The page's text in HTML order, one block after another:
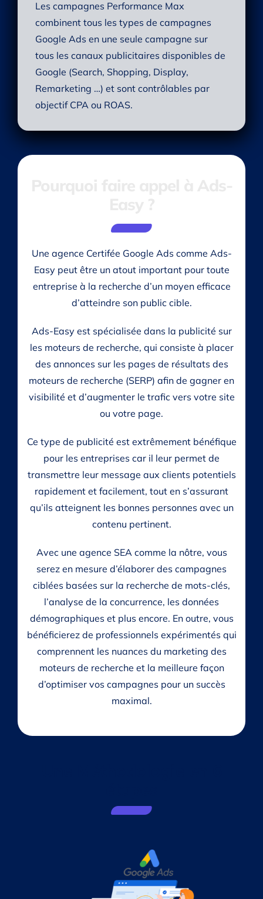
Les campagnes Performance Max
combinent tous les types de campagnes
Google Ads en une seule campagne sur
tous les canaux publicitaires disponibles de
Google (Search, Shopping, Display,
Remarketing …) et sont contrôlables par
objectif CPA ou ROAS.
Une agence Certifée Google Ads comme Ads-
Easy peut être un atout important pour toute
entreprise à la recherche d’un moyen efficace
d’atteindre son public cible.
Ads-Easy est spécialisée dans la publicité sur
les moteurs de recherche, qui consiste à placer
des annonces sur les pages de résultats des
moteurs de recherche (SERP) afin de gagner en
visibilité et d’augmenter le trafic vers votre site
ou votre page.
Ce type de publicité est extrêmement bénéfique
pour les entreprises car il leur permet de
transmettre leur message aux clients potentiels
rapidement et facilement, tout en s’assurant
qu’ils atteignent les bonnes personnes avec un
contenu pertinent.
Avec une agence SEA comme la nôtre, vous
serez en mesure d’élaborer des campagnes
ciblées basées sur la recherche de mots-clés,
l’analyse de la concurrence, les données
démographiques et plus encore. En outre, vous
bénéficierez de professionnels expérimentés qui
comprennent les nuances du marketing des
moteurs de recherche et la meilleure façon
d’optimiser vos campagnes pour un succès
maximal.